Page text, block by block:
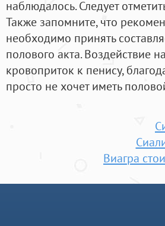
наблюдалось. Следует
Также запомните, что
необходимо принять
полового акта. Воздействие
кровоприток к пенису,
просто не хочет иметь
Виагра